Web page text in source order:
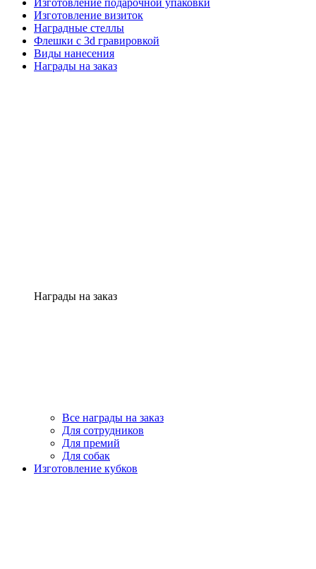
Изготовление подарочной упаковки
Изготовление визиток
Наградные стеллы
Флешки с 3d гравировкой
Виды нанесения
Награды на заказ
Награды на заказ
Все награды на заказ
Для сотрудников
Для премий
Для собак
Изготовление кубков